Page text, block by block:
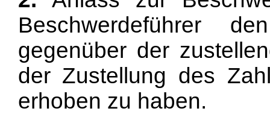
Beschwerdeführer
gegenüber der
der Zustellung des
erhoben zu haben.